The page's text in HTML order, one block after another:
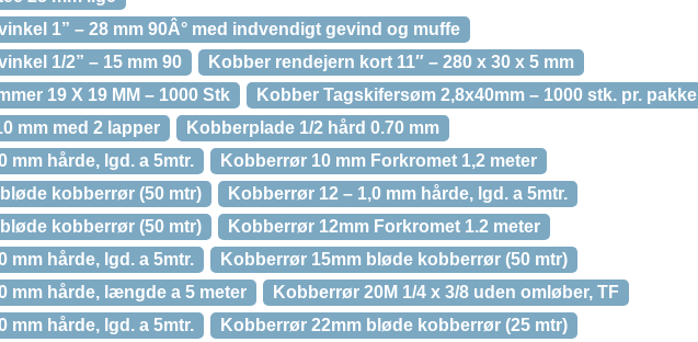
1” – 28 mm 90Â° med indvendigt gevind og muffe
1/2” – 15 mm 90
Kobber rendejern kort 11″ – 280 x 30 x 5 mm
19 X 19 MM – 1000 Stk
Kobber Tagskifersøm 2,8x40mm – 1000 stk. pr. pakke
mm med 2 lapper
Kobberplade 1/2 hård 0.70 mm
mm hårde, lgd. a 5mtr.
Kobberrør 10 mm Forkromet 1,2 meter
kobberrør (50 mtr)
Kobberrør 12 – 1,0 mm hårde, lgd. a 5mtr.
kobberrør (50 mtr)
Kobberrør 12mm Forkromet 1.2 meter
mm hårde, lgd. a 5mtr.
Kobberrør 15mm bløde kobberrør (50 mtr)
mm hårde, længde a 5 meter
Kobberrør 20M 1/4 x 3/8 uden omløber, TF
mm hårde, lgd. a 5mtr.
Kobberrør 22mm bløde kobberrør (25 mtr)